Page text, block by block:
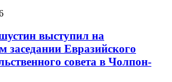
выступил на
заседании Евразийского
совета в Чолпон-